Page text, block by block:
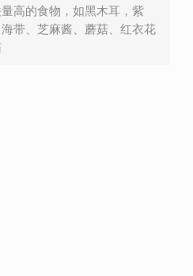
高的食物，如黑木耳，紫
带、芝麻酱、蘑菇、红衣花